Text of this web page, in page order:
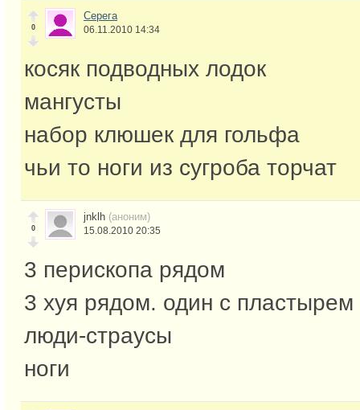
0
Серега
06.11.2010 14:34
косяк подводных лодок
мангусты
набор клюшек для гольфа
чьи то ноги из сугроба торчат
0
jnklh (аноним)
15.08.2010 20:35
3 перископа рядом
3 хуя рядом. один с
люди-страусы
ноги